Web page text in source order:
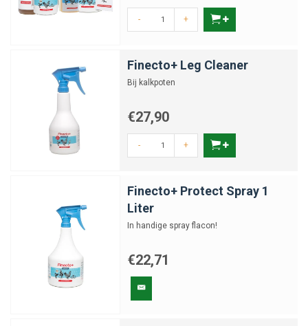
- +
Finecto+ Leg Cleaner
Bij kalkpoten
€27,90
- +
Finecto+ Protect Spray 1
Liter
In handige spray flacon!
€22,71